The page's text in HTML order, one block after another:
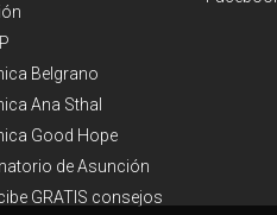
Belgrano
Ana Sthal
Good Hope
de Asunción
GRATIS consejos